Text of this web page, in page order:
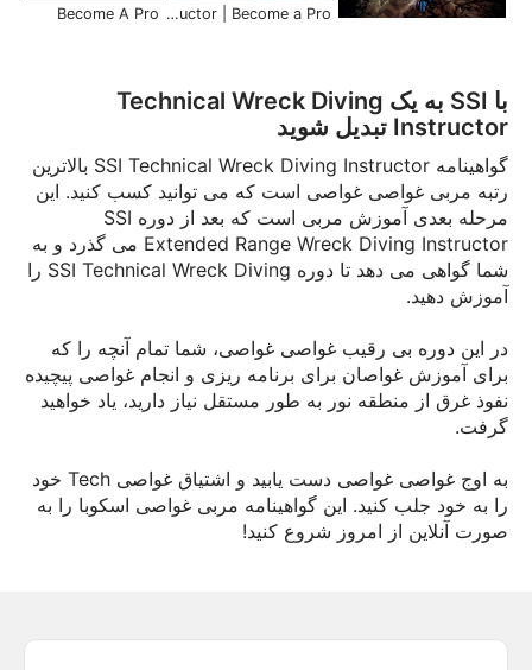
SSI XR Diving Instructor | Become a Pro
Become A Pro
با SSI به یک Technical Wreck Diving
Instructor تبدیل شوید
گواهینامه SSI Technical Wreck Diving Instructor بالاترین
رتبه مربی غواصی غواصی است که می توانید کسب کنید. این
مرحله بعدی آموزش مربی است که بعد از دوره SSI
Extended Range Wreck Diving Instructor می گذرد و به
شما گواهی می دهد تا دوره SSI Technical Wreck Diving را
آموزش دهید.
در این دوره بی رقیب غواصی غواصی، شما تمام آنچه را که
برای آموزش غواصان برای برنامه ریزی و انجام غواصی پیچیده
نفوذ غرق از منطقه نور به طور مستقل نیاز دارید، یاد خواهید
گرفت.
به اوج غواصی غواصی دست یابید و اشتیاق غواصی Tech خود
را به خود جلب کنید. این گواهینامه مربی غواصی اسکوبا را به
صورت آنلاین از امروز شروع کنید!